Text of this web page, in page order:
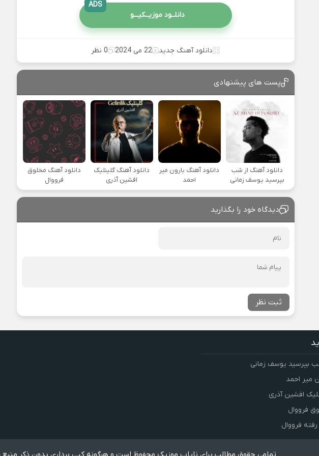
دانلــود موزیــکیـــو
ADS
دانلود آهنگ جدید 22 می 2024 0 نظر
پست های پیشنهادی
دانلود آهنگ از شب
بپرسید یوسف زمانی
دانلود آهنگ بارون میر
احمد
دانلود آهنگ گلینلیک
افشین آذری
دانلود آهنگ مخلوق
فرووال
دیدگاه خود را بگذارید
ثبت نظر
بپرسید یوسف زمانی
میر احمد
افشین آذری
فرووال
فرووال